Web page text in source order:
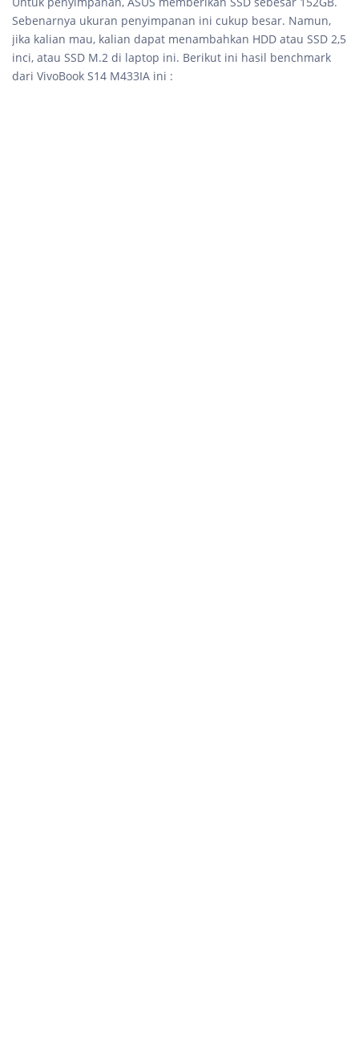
Sebenarnya ukuran penyimpanan ini cukup besar. Namun,
jika kalian mau, kalian dapat menambahkan HDD atau SSD 2,5
inci, atau SSD M.2 di laptop ini. Berikut ini hasil benchmark
dari VivoBook S14 M433IA ini :